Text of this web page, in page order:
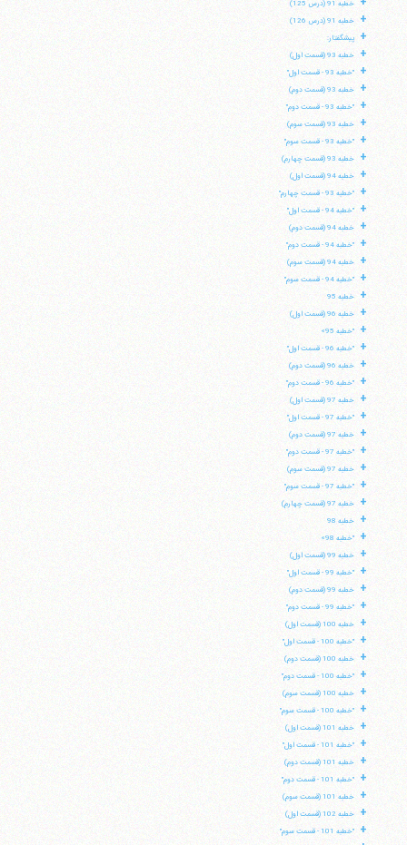
خطبه 91 (درس 125)
+ خطبه 91 (درس 126)
+ پیشگفتار:
+ خطبه 93 (قسمت اول)
+ "خطبه 93 - قسمت اول"
+ خطبه 93 (قسمت دوم)
+ "خطبه 93 - قسمت دوم"
+ خطبه 93 (قسمت سوم)
+ "خطبه 93 - قسمت سوم"
+ خطبه 93 (قسمت چهارم)
+ خطبه 94 (قسمت اول)
+ "خطبه 93 - قسمت چهارم"
+ "خطبه 94 - قسمت اول"
+ خطبه 94 (قسمت دوم)
+ "خطبه 94 - قسمت دوم"
+ خطبه 94 (قسمت سوم)
+ "خطبه 94 - قسمت سوم"
+ خطبه 95
+ خطبه 96 (قسمت اول)
+ "خطبه 95»
+ "خطبه 96 - قسمت اول"
+ خطبه 96 (قسمت دوم)
+ "خطبه 96 - قسمت دوم"
+ خطبه 97 (قسمت اول)
+ "خطبه 97 - قسمت اول"
+ خطبه 97 (قسمت دوم)
+ "خطبه 97 - قسمت دوم"
+ خطبه 97 (قسمت سوم)
+ "خطبه 97 - قسمت سوم"
+ خطبه 97 (قسمت چهارم)
+ خطبه 98
+ "خطبه 98»
+ خطبه 99 (قسمت اول)
+ "خطبه 99 - قسمت اول"
+ خطبه 99 (قسمت دوم)
+ "خطبه 99 - قسمت دوم"
+ خطبه 100 (قسمت اول)
+ "خطبه 100 - قسمت اول"
+ خطبه 100 (قسمت دوم)
+ "خطبه 100 - قسمت دوم"
+ خطبه 100 (قسمت سوم)
+ "خطبه 100 - قسمت سوم"
+ خطبه 101 (قسمت اول)
+ "خطبه 101 - قسمت اول"
+ خطبه 101 (قسمت دوم)
+ "خطبه 101 - قسمت دوم"
+ خطبه 101 (قسمت سوم)
+ خطبه 102 (قسمت اول)
+ "خطبه 101 - قسمت سوم"